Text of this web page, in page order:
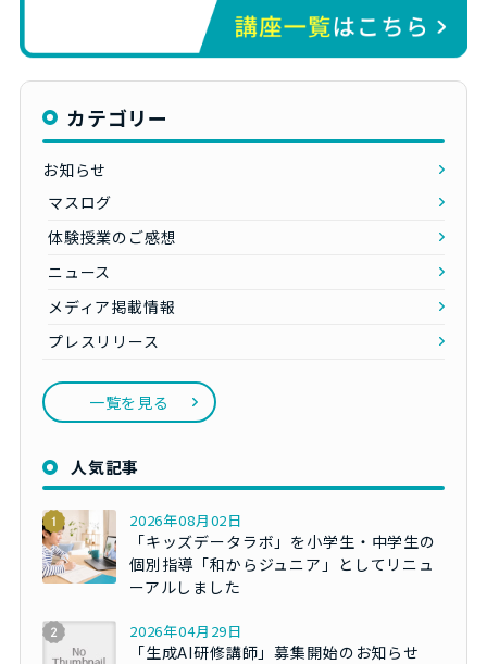
カテゴリー
お知らせ
マスログ
体験授業のご感想
ニュース
メディア掲載情報
プレスリリース
一覧を見る
人気記事
2026年08月02日
「キッズデータラボ」を小学生・中学生の
個別指導「和からジュニア」としてリニュ
ーアルしました
2026年04月29日
「生成AI研修講師」募集開始のお知らせ